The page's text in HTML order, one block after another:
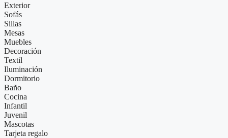
Exterior
Sofás
Sillas
Mesas
Muebles
Decoración
Textil
Iluminación
Dormitorio
Baño
Cocina
Infantil
Juvenil
Mascotas
Tarjeta regalo